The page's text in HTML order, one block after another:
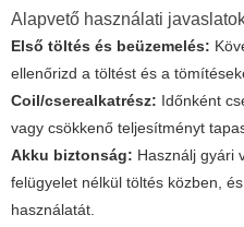
Alapvető használati
Első töltés és beüzemelés:
ellenőrizd a töltést és a
Coil/cserealkatrész: Időnként
vagy csökkenő teljesítményt
Akku biztonság: Használj gyári
felügyelet nélkül töltés közben,
használatát.